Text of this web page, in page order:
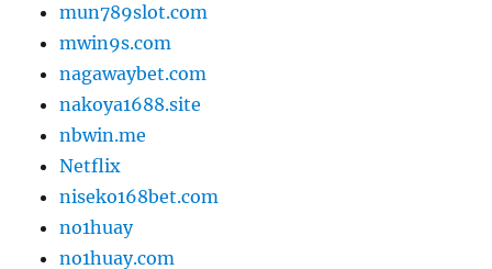
mun789slot.com
mwin9s.com
nagawaybet.com
nakoya1688.site
nbwin.me
Netflix
niseko168bet.com
no1huay
no1huay.com